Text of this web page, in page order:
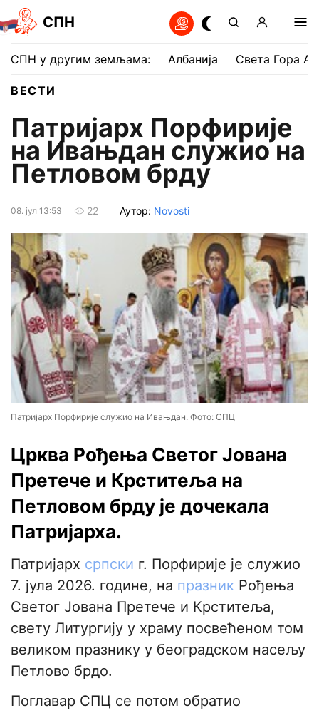
СПН
СПН у другим земљама: Албанија Света Гора
ВЕСТИ
Патријарх Порфирије
на Ивањдан служио на
Петловом брду
08. јул 13:53 22 Аутор: Novosti
Патријарх Порфирије служио на Ивањдан. Фото: СПЦ
Црква Рођења Светог Јована
Претече и Крститеља на
Петловом брду је дочекала
Патријарха.
Патријарх српски г. Порфирије је служио
7. јула 2026. године, на празник Рођења
Светог Јована Претече и Крститеља,
свету Литургију у храму посвећеном том
великом празнику у београдском насељу
Петлово брдо.
Поглавар СПЦ се потом обратио